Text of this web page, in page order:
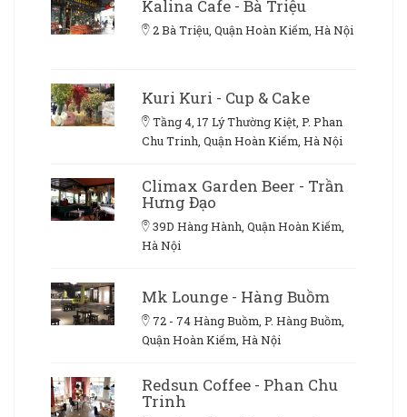
Kalina Cafe - Bà Triệu
2 Bà Triệu, Quận Hoàn Kiếm, Hà Nội
Kuri Kuri - Cup & Cake
Tầng 4, 17 Lý Thường Kiệt, P. Phan
Chu Trinh, Quận Hoàn Kiếm, Hà Nội
Climax Garden Beer - Trần
Hưng Đạo
39D Hàng Hành, Quận Hoàn Kiếm,
Hà Nội
Mk Lounge - Hàng Buồm
72 - 74 Hàng Buồm, P. Hàng Buồm,
Quận Hoàn Kiếm, Hà Nội
Redsun Coffee - Phan Chu
Trinh